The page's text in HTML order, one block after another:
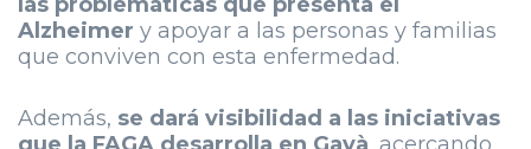
Alzheimer y apoyar a las personas y familias
que conviven con esta enfermedad.
Además, se dará visibilidad a las iniciativas